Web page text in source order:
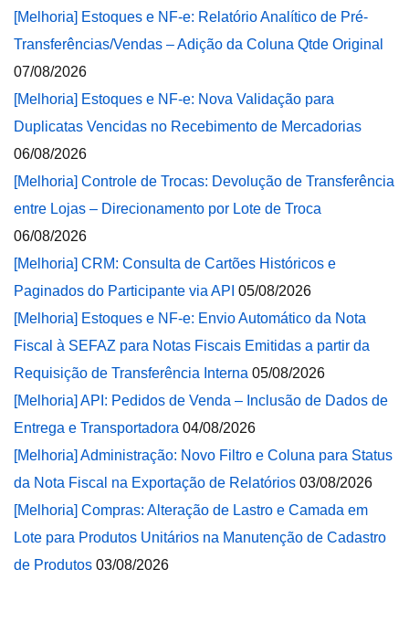
[Melhoria] Estoques e NF-e: Relatório Analítico de Pré-
Transferências/Vendas – Adição da Coluna Qtde Original
07/08/2026
[Melhoria] Estoques e NF-e: Nova Validação para
Duplicatas Vencidas no Recebimento de Mercadorias
06/08/2026
[Melhoria] Controle de Trocas: Devolução de Transferência
entre Lojas – Direcionamento por Lote de Troca
06/08/2026
[Melhoria] CRM: Consulta de Cartões Históricos e
Paginados do Participante via API 05/08/2026
[Melhoria] Estoques e NF-e: Envio Automático da Nota
Fiscal à SEFAZ para Notas Fiscais Emitidas a partir da
Requisição de Transferência Interna 05/08/2026
[Melhoria] API: Pedidos de Venda – Inclusão de Dados de
Entrega e Transportadora 04/08/2026
[Melhoria] Administração: Novo Filtro e Coluna para Status
da Nota Fiscal na Exportação de Relatórios 03/08/2026
[Melhoria] Compras: Alteração de Lastro e Camada em
Lote para Produtos Unitários na Manutenção de Cadastro
de Produtos 03/08/2026